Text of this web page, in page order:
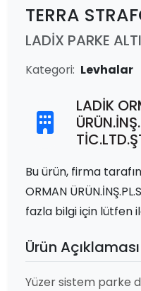
TERRA
LADİX PARKE
Kategori: Levhalar
LADİK
Bu ürün, firma
ORMAN
fazla bilgi için lütfen
Ürün Açıklaması
Yüzer sistem parke